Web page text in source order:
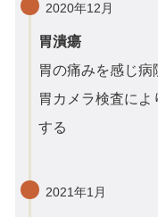
2020年12月
胃潰瘍
胃の痛みを感じ病
胃カメラ検査に
する
2021年1月